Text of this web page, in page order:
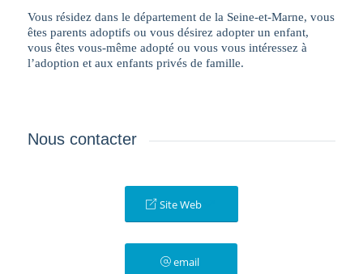
Vous résidez dans le département de la Seine-et-Marne, vous
êtes parents adoptifs ou vous désirez adopter un enfant,
vous êtes vous-même adopté ou vous vous intéressez à
l’adoption et aux enfants privés de famille.
Nous contacter
Site Web
email